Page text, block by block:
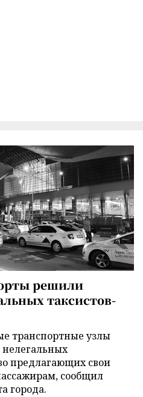
решили
таксистов-
транспортные узлы
нелегальных
предлагающих свои
сообщил
города.